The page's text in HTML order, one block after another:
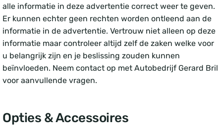
alle informatie in deze advertentie correct weer te geven.
Er kunnen echter geen rechten worden ontleend aan de
informatie in de advertentie. Vertrouw niet alleen op deze
informatie maar controleer altijd zelf de zaken welke voor
u belangrijk zijn en je beslissing zouden kunnen
beïnvloeden. Neem contact op met Autobedrijf Gerard Bril
voor aanvullende vragen.
Opties & Accessoires